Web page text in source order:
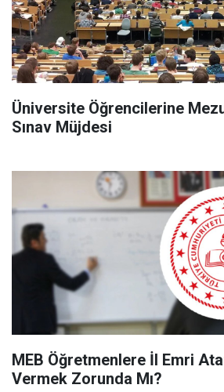
Üniversite Öğrencilerine
Sınav Müjdesi
MEB Öğretmenlere İl Emri
Vermek Zorunda Mı?